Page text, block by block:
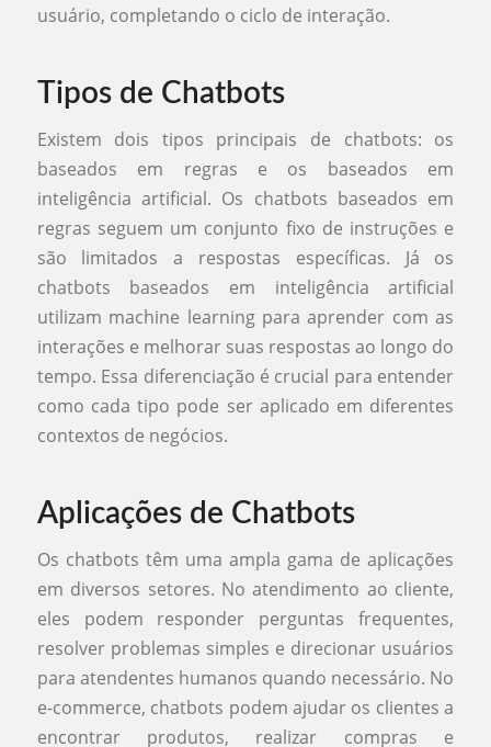
usuário, completando o ciclo de interação.
Tipos de Chatbots
Existem dois tipos principais de chatbots: os
baseados em regras e os baseados em
inteligência artificial. Os chatbots baseados em
regras seguem um conjunto fixo de instruções e
são limitados a respostas específicas. Já os
chatbots baseados em inteligência artificial
utilizam machine learning para aprender com as
interações e melhorar suas respostas ao longo do
tempo. Essa diferenciação é crucial para entender
como cada tipo pode ser aplicado em diferentes
contextos de negócios.
Aplicações de Chatbots
Os chatbots têm uma ampla gama de aplicações
em diversos setores. No atendimento ao cliente,
eles podem responder perguntas frequentes,
resolver problemas simples e direcionar usuários
para atendentes humanos quando necessário. No
e-commerce, chatbots podem ajudar os clientes a
encontrar produtos, realizar compras e